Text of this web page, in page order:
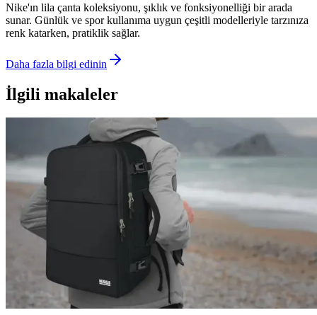
Nike'ın lila çanta koleksiyonu, şıklık ve fonksiyonelliği bir arada
sunar. Günlük ve spor kullanıma uygun çeşitli modelleriyle tarzınıza
renk katarken, pratiklik sağlar.
Daha fazla bilgi edinin
İlgili makaleler